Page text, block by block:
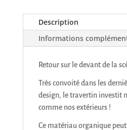
Description
Informations
Retour sur le devant de la
Très convoité dans les
design, le travertin investit
comme nos extérieurs !
Ce matériau organique peut